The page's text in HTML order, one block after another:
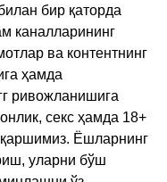
бир қаторда
каналларининг
ва контентнинг
ҳамда
ривожланишига
секс ҳамда 18+
Ёшларнинг
уларни бўш